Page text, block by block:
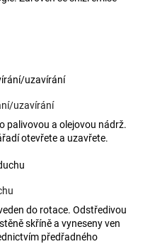
uzavírání
palivovou a olejovou nádrž.
otevřete a uzavřete.
do rotace. Odstředivou
skříně a vyneseny ven
předřadného